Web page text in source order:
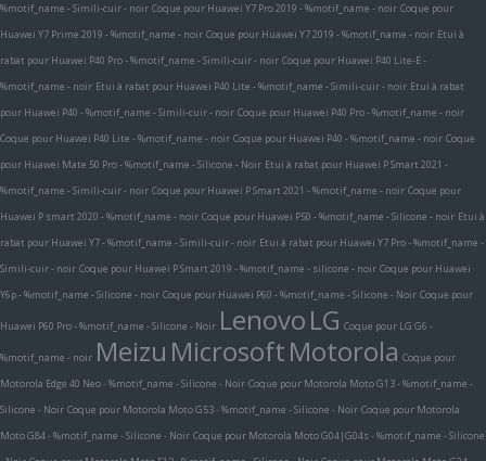
%motif_name - Simili-cuir - noir Coque pour Huawei Y7 Pro 2019 - %motif_name - noir Coque pour
Huawei Y7 Prime 2019 - %motif_name - noir Coque pour Huawei Y7 2019 - %motif_name - noir Etui à
rabat pour Huawei P40 Pro - %motif_name - Simili-cuir - noir Coque pour Huawei P40 Lite-E -
%motif_name - noir Etui à rabat pour Huawei P40 Lite - %motif_name - Simili-cuir - noir Etui à rabat
pour Huawei P40 - %motif_name - Simili-cuir - noir Coque pour Huawei P40 Pro - %motif_name - noir
Coque pour Huawei P40 Lite - %motif_name - noir Coque pour Huawei P40 - %motif_name - noir Coque
pour Huawei Mate 50 Pro - %motif_name - Silicone - Noir Etui à rabat pour Huawei P Smart 2021 -
%motif_name - Simili-cuir - noir Coque pour Huawei P Smart 2021 - %motif_name - noir Coque pour
Huawei P smart 2020 - %motif_name - noir Coque pour Huawei P50 - %motif_name - Silicone - noir Etui à
rabat pour Huawei Y7 - %motif_name - Simili-cuir - noir Etui à rabat pour Huawei Y7 Pro - %motif_name -
Simili-cuir - noir Coque pour Huawei P Smart 2019 - %motif_name - silicone - noir Coque pour Huawei
Y6p - %motif_name - Silicone - noir Coque pour Huawei P60 - %motif_name - Silicone - Noir Coque pour
Huawei P60 Pro - %motif_name - Silicone - Noir LenovoLG Coque pour LG G6 -
%motif_name - noir Meizu MicrosoftMotorola Coque pour
Motorola Edge 40 Neo - %motif_name - Silicone - Noir Coque pour Motorola Moto G13 - %motif_name -
Silicone - Noir Coque pour Motorola Moto G53 - %motif_name - Silicone - Noir Coque pour Motorola
Moto G84 - %motif_name - Silicone - Noir Coque pour Motorola Moto G04|G04s - %motif_name - Silicone